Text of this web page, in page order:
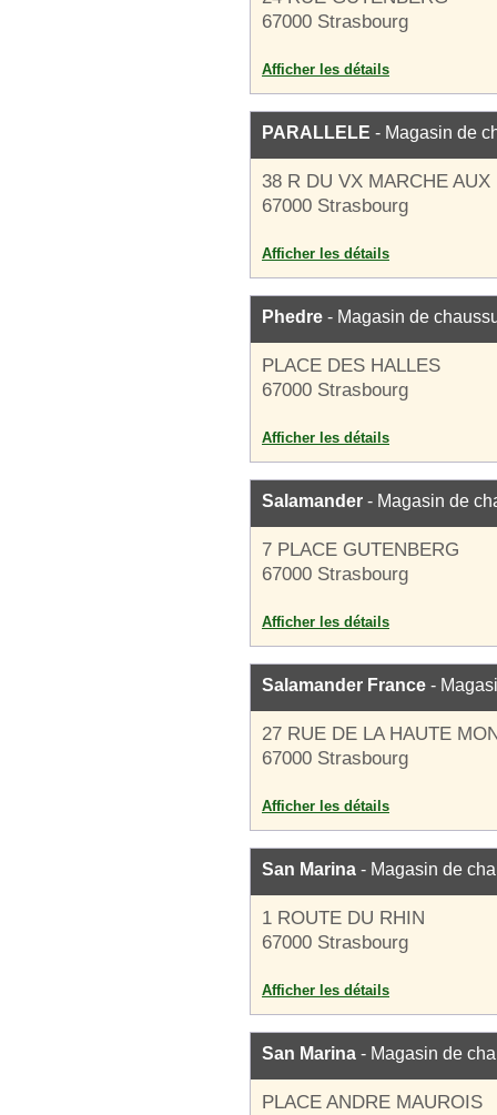
67000 Strasbourg
Afficher les détails
PARALLELE - Magasin de
38 R DU VX MARCHE AUX
67000 Strasbourg
Afficher les détails
Phedre - Magasin de
PLACE DES HALLES
67000 Strasbourg
Afficher les détails
Salamander - Magasin de
7 PLACE GUTENBERG
67000 Strasbourg
Afficher les détails
Salamander France -
27 RUE DE LA HAUTE
67000 Strasbourg
Afficher les détails
San Marina - Magasin de
1 ROUTE DU RHIN
67000 Strasbourg
Afficher les détails
San Marina - Magasin de
PLACE ANDRE MAUROIS